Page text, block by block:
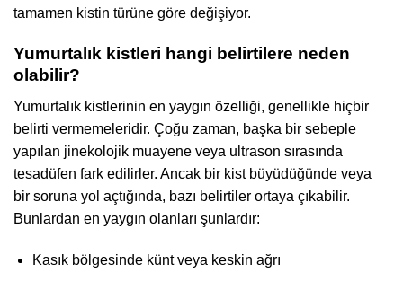
tamamen kistin türüne göre değişiyor.
Yumurtalık kistleri hangi belirtilere neden
olabilir?
Yumurtalık kistlerinin en yaygın özelliği, genellikle hiçbir
belirti vermemeleridir. Çoğu zaman, başka bir sebeple
yapılan jinekolojik muayene veya ultrason sırasında
tesadüfen fark edilirler. Ancak bir kist büyüdüğünde veya
bir soruna yol açtığında, bazı belirtiler ortaya çıkabilir.
Bunlardan en yaygın olanları şunlardır:
Kasık bölgesinde künt veya keskin ağrı